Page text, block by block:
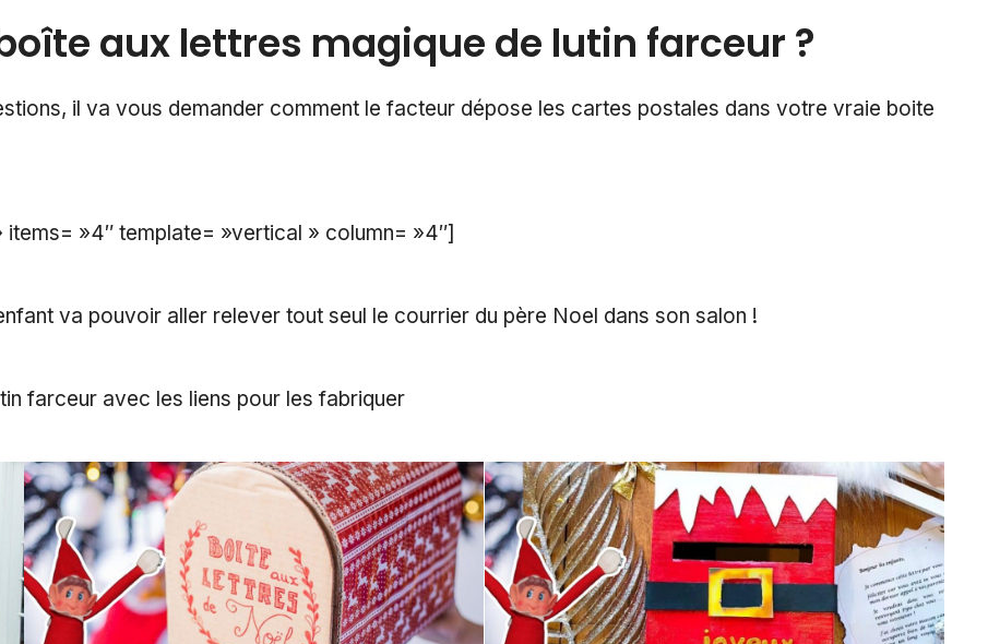
aux lettres magique de lutin farceur ?
il va vous demander comment le facteur dépose les cartes postales dans votre vraie boite
»4″ template= »vertical » column= »4″]
va pouvoir aller relever tout seul le courrier du père Noel dans son salon !
farceur avec les liens pour les fabriquer